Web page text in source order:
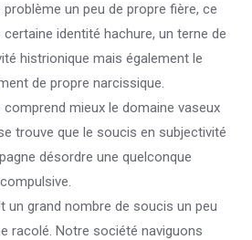
un peu de propre fière, ce
identité hachure, un terne de
histrionique mais également le
de propre narcissique.
mieux le domaine vaseux
trouve que le soucis en subjectivité
désordre une quelconque
un grand nombre de soucis un peu
racolé. Notre société naviguons